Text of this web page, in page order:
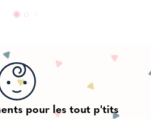
pour les tout p'tits